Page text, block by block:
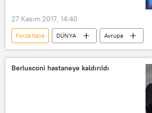
27 Kasım 2017, 14:40
Forza Italia DÜNYA
Avrupa
Haberler
İtalya
Silvio Berlusconi
Leonardo Gallitelli
Berlusconi hastaneye kaldırıldı